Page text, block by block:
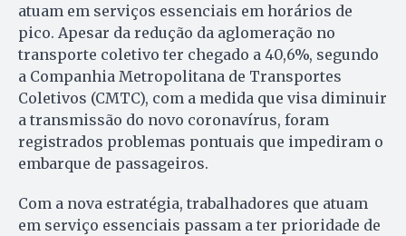
atuam em serviços essenciais em horários de
pico. Apesar da redução da aglomeração no
transporte coletivo ter chegado a 40,6%, segundo
a Companhia Metropolitana de Transportes
Coletivos (CMTC), com a medida que visa diminuir
a transmissão do novo coronavírus, foram
registrados problemas pontuais que impediram o
embarque de passageiros.
Com a nova estratégia, trabalhadores que atuam
em serviço essenciais passam a ter prioridade de